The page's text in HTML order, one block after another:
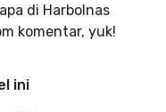
di Harbolnas
komentar, yuk!
ini